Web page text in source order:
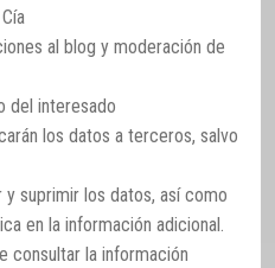
al blog y moderación de
del interesado
los datos a terceros, salvo
suprimir los datos, así como
en la información adicional.
consultar la información